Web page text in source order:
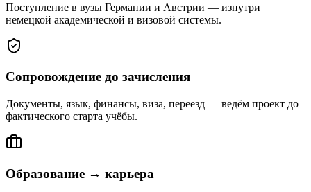
Поступление в вузы Германии и Австрии — изнутри
немецкой академической и визовой системы.
Сопровождение до зачисления
Документы, язык, финансы, виза, переезд — ведём проект до
фактического старта учёбы.
Образование → карьера